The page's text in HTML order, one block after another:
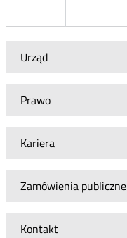
Urząd
Prawo
Kariera
Zamówienia publiczne
Kontakt